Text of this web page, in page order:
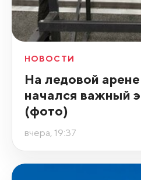
НОВОСТИ
На ледовой
начался важный
(фото)
вчера, 19:37